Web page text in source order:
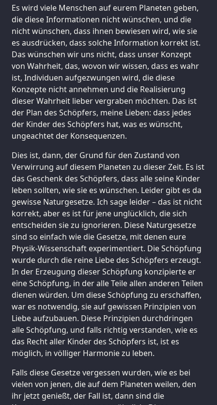
Es wird viele Menschen auf eurem Planeten geben,
die diese Informationen nicht wünschen, und die
nicht wünschen, dass ihnen bewiesen wird, wie sie
es ausdrücken, dass solche Information korrekt ist.
Das wünschen wir uns nicht, dass unser Konzept
von Wahrheit, das, wovon wir wissen, dass es wahr
ist, Individuen aufgezwungen wird, die diese
Konzepte nicht annehmen und die Realisierung
dieser Wahrheit lieber vergraben möchten. Das ist
der Plan des Schöpfers, meine Lieben: dass jedes
der Kinder des Schöpfers hat, was es wünscht,
ungeachtet der Konsequenzen.
Dies ist, dann, der Grund für den Zustand von
Verwirrung auf diesem Planeten zu dieser Zeit. Es ist
das Geschenk des Schöpfers, dass alle seine Kinder
leben sollten, wie sie es wünschen. Leider gibt es da
gewisse Naturgesetze. Ich sage leider – das ist nicht
korrekt, aber es ist für jene unglücklich, die sich
entscheiden sie zu ignorieren. Diese Naturgesetze
sind so einfach wie die Gesetze, mit denen eure
Physik-Wissenschaft experimentiert. Die Schöpfung
wurde durch die reine Liebe des Schöpfers erzeugt.
In der Erzeugung dieser Schöpfung konzipierte er
eine Schöpfung, in der alle Teile allen anderen Teilen
dienen würden. Um diese Schöpfung zu erschaffen,
war es notwendig, sie auf gewissen Prinzipien von
Liebe aufzubauen. Diese Prinzipien durchdringen
alle Schöpfung, und falls richtig verstanden, wie es
das Recht aller Kinder des Schöpfers ist, ist es
möglich, in völliger Harmonie zu leben.
Falls diese Gesetze vergessen wurden, wie es bei
vielen von jenen, die auf dem Planeten weilen, den
ihr jetzt genießt, der Fall ist, dann sind die